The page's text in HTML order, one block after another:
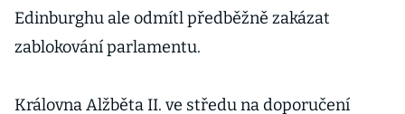
Edinburghu ale odmítl předběžně zakázat
zablokování parlamentu.
Královna Alžběta II. ve středu na doporučení